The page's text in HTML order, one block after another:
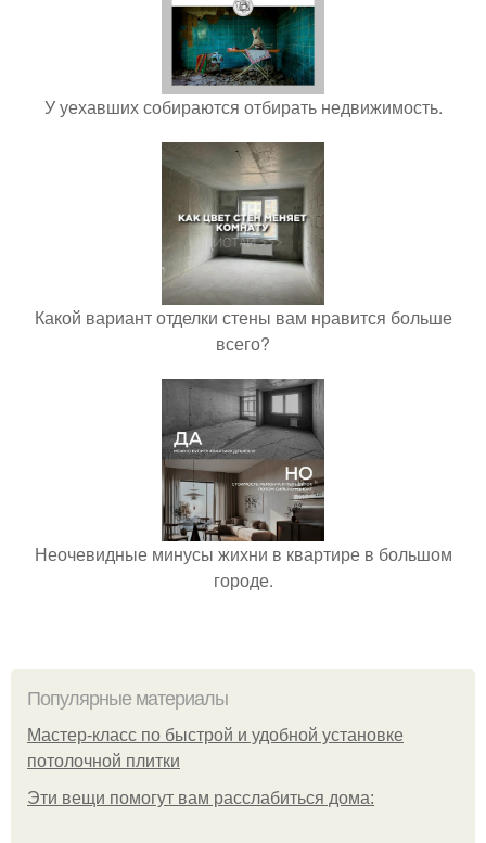
У уехавших собираются отбирать недвижимость.
Какой вариант отделки стены вам нравится больше
всего?
Неочевидные минусы жихни в квартире в большом
городе.
Популярные материалы
Мастер-класс по быстрой и удобной установке
потолочной плитки
Эти вещи помогут вам расслабиться дома: